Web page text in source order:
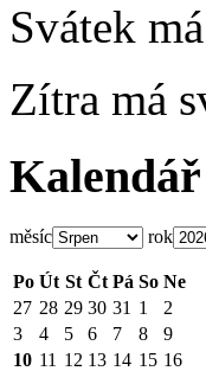
Svátek má
Zítra má
Kalendář
měsíc rok
Po Út St Čt Pá So Ne
27 28 29 30 31 1
2
3
4 5 6 7 8
9
10 11 12 13 14 15 16